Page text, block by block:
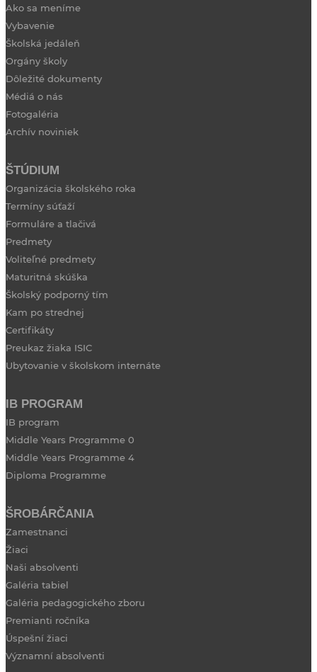
Ako sa meníme
Vybavenie
Školská jedáleň
Orgány školy
Dôležité dokumenty
Médiá o nás
Fotogaléria
Archív noviniek
ŠTÚDIUM
Organizácia školského roka
Termíny súťaží
Formuláre a tlačivá
Predmety
Voliteľné predmety
Maturitná skúška
Školský podporný tím
Kam po strednej
Certifikáty
Preukaz žiaka ISIC
Ubytovanie v školskom internáte
IB PROGRAM
IB program
Middle Years Programme 0
Middle Years Programme 4
Diploma Programme
ŠROBÁRČANIA
Zamestnanci
Žiaci
Naši absolventi
Galéria tabiel
Galéria pedagogického zboru
Premianti ročníka
Úspešní žiaci
Významní absolventi